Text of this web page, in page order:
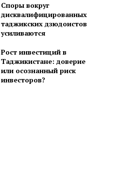
Споры вокруг
дисквалифицированных
таджикских дзюдоистов
усиливаются
Рост инвестиций в
Таджикистане: доверие
или осознанный риск
инвесторов?